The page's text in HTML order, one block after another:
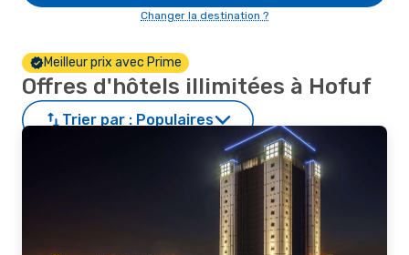
Changer la destination ?
Meilleur prix avec Prime
Offres d'hôtels illimitées à Hofuf
Trier par : Populaires